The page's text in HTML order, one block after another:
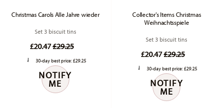
Christmas Carols Alle Jahre wieder
Set 3 biscuit tins
£20.47Price reduced from
£29.25to
30-day best price:£29.25
NOTIFY
ME
Collector's Items Christmas
Weihnachtsspiele
Set 3 biscuit tins
£20.47Price reduced
£29.25to
30-day best price:£29.25
NOTIFY
ME